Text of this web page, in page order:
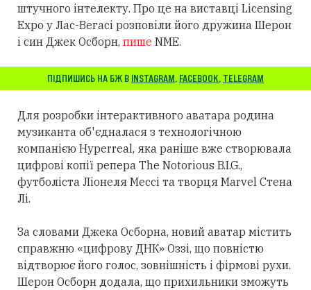
штучного інтелекту. Про це на виставці Licensing
Expo у Лас-Вегасі розповіли його дружина Шерон
і син Джек Осборн, пише NME.
ПІДПИШИСЬ НА БЖ В INSTAGRAM, FACEBOOK, TELEGRAM
Для розробки інтерактивного аватара родина
музиканта об'єдналася з технологічною
компанією Hyperreal, яка раніше вже створювала
цифрові копії репера The Notorious B.I.G.,
футболіста Ліонеля Мессі та творця Marvel Стена
Лі.
За словами Джека Осборна, новий аватар містить
справжню «цифрову ДНК» Оззі, що повністю
відтворює його голос, зовнішність і фірмові рухи.
Шерон Осборн додала, що прихильники зможуть